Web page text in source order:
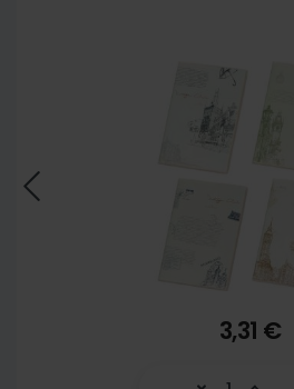
3,31 €